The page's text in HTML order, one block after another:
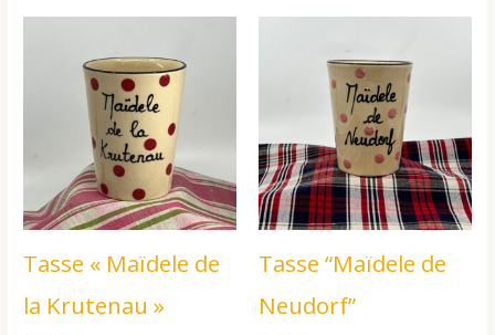
Tasse « Maïdele de
la Krutenau »
Tasse “Maïdele de
Neudorf”